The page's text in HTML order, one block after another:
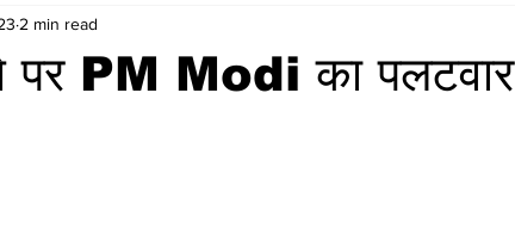
पर PM Modi का पलटवार
2 min read